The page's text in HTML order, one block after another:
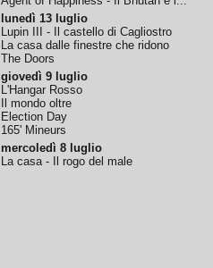
lunedì 13 luglio
Lupin III - Il castello di Cagliostro
La casa dalle finestre che ridono
The Doors
giovedì 9 luglio
L'Hangar Rosso
Il mondo oltre
Election Day
165' Mineurs
mercoledì 8 luglio
La casa - Il rogo del male